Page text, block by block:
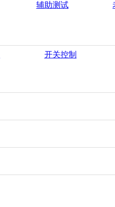
辅助测试
开关控制